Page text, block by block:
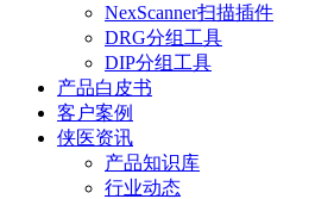
NexScanner扫描插件
DRG分组工具
DIP分组工具
产品白皮书
客户案例
侠医资讯
产品知识库
行业动态